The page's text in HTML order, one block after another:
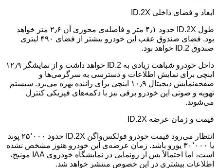
ابعاد و فضای داخلی ID.2X
طول ID.2X حدود ۴٫۱ متر و فاصله‌ی محوری آن ۲٫۶ متر خواهد
بود. فضای صندوق عقب این خودرو بیشتر از فضای ۴۹۰ لیتری
صندوق ID.2 خواهد بود.
داخل خودرو شباهت زیادی به ID.2 خواهد داشت و از نمایشگر ۱۲٫۹
اینچی برای نمایش اطلاعات و دسترسی به سرگرمی‌ها و
صفحه‌نمایش دیجیتال ۱۰٫۹ اینچی برای راننده بهره می‌برد. سیستم
تهویه و صوتی این خودرو برقی نیز با دکمه‌های فیزیکی کنترل
می‌شوند.
قیمت و زمان عرضه ID.2X
انتظار می‌رود قیمت خودرو فولکس‌واگن ID.2X حدود ۲۵٬۰۰۰ پوند
یا ۳۰٬۰۰۰ یورو باشد. زمان عرضه‌ی این خودرو هنوز مشخص نشده
است، اما احتمالاً پس از رونمایی در نمایشگاه خودروی IAA مونیخ،
اطلاعات بیشتری در این خصوص منتشر خواهد شد.